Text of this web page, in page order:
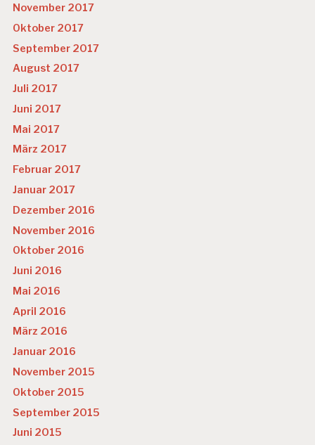
November 2017
Oktober 2017
September 2017
August 2017
Juli 2017
Juni 2017
Mai 2017
März 2017
Februar 2017
Januar 2017
Dezember 2016
November 2016
Oktober 2016
Juni 2016
Mai 2016
April 2016
März 2016
Januar 2016
November 2015
Oktober 2015
September 2015
Juni 2015